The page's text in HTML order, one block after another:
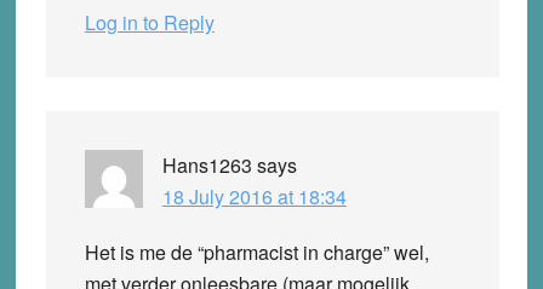
Log in to Reply
Hans1263 says
18 July 2016 at 18:34
Het is me de “pharmacist in charge” wel,
met verder onleesbare (maar mogelijk